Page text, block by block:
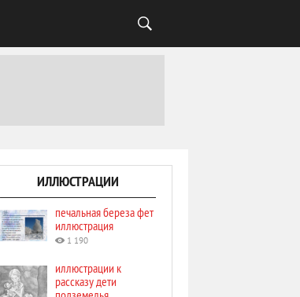
ИЛЛЮСТРАЦИИ
печальная береза фет
иллюстрация
1 190
иллюстрации к
рассказу дети